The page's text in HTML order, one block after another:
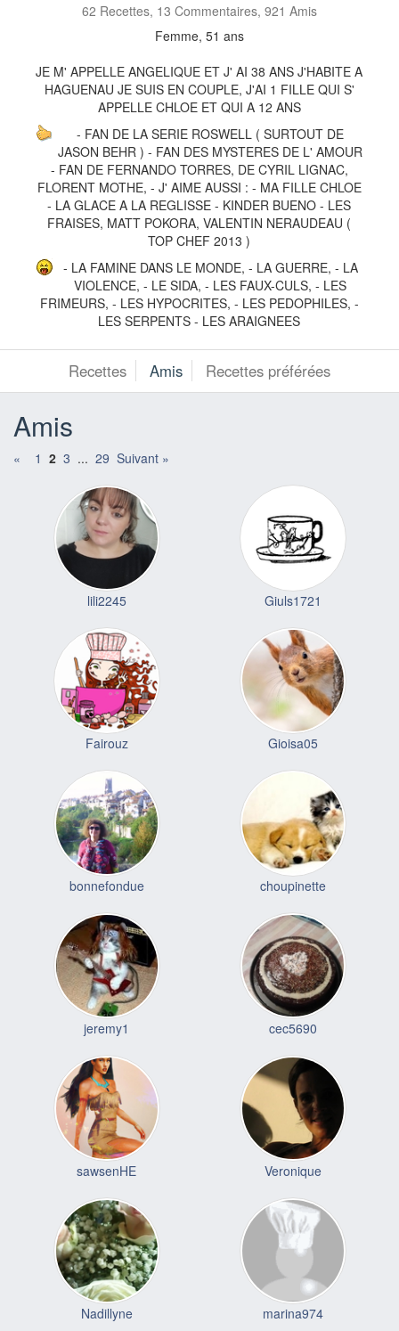
62 Recettes, 13 Commentaires, 921 Amis
Femme, 51 ans
JE M' APPELLE ANGELIQUE ET J' AI 38 ANS J'HABITE A
HAGUENAU JE SUIS EN COUPLE, J'AI 1 FILLE QUI S'
APPELLE CHLOE ET QUI A 12 ANS
- FAN DE LA SERIE ROSWELL ( SURTOUT DE
JASON BEHR ) - FAN DES MYSTERES DE L' AMOUR
- FAN DE FERNANDO TORRES, DE CYRIL LIGNAC,
FLORENT MOTHE, - J' AIME AUSSI : - MA FILLE CHLOE
- LA GLACE A LA REGLISSE - KINDER BUENO - LES
FRAISES, MATT POKORA, VALENTIN NERAUDEAU (
TOP CHEF 2013 )
- LA FAMINE DANS LE MONDE, - LA GUERRE, - LA
VIOLENCE, - LE SIDA, - LES FAUX-CULS, - LES
FRIMEURS, - LES HYPOCRITES, - LES PEDOPHILES, -
LES SERPENTS - LES ARAIGNEES
Recettes Amis Recettes préférées
Amis
« 1 2 3 ... 29 Suivant »
lili2245 Giuls1721
Fairouz Gioisa05
bonnefondue choupinette
jeremy1 cec5690
sawsenHE Veronique
Nadillyne marina974